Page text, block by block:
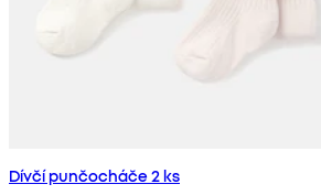
Dívčí punčocháče 2 ks